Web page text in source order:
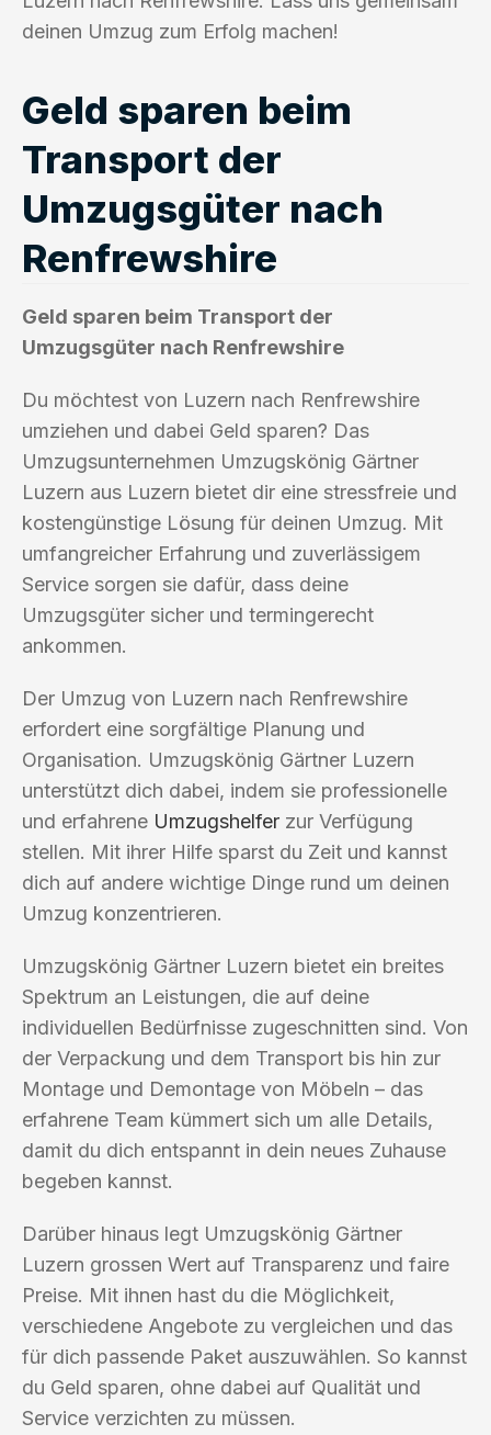
deinen Umzug zum Erfolg machen!
Geld sparen beim
Transport der
Umzugsgüter nach
Renfrewshire
Geld sparen beim Transport der
Umzugsgüter nach Renfrewshire
Du möchtest von Luzern nach Renfrewshire
umziehen und dabei Geld sparen? Das
Umzugsunternehmen Umzugskönig Gärtner
Luzern aus Luzern bietet dir eine stressfreie und
kostengünstige Lösung für deinen Umzug. Mit
umfangreicher Erfahrung und zuverlässigem
Service sorgen sie dafür, dass deine
Umzugsgüter sicher und termingerecht
ankommen.
Der Umzug von Luzern nach Renfrewshire
erfordert eine sorgfältige Planung und
Organisation. Umzugskönig Gärtner Luzern
unterstützt dich dabei, indem sie professionelle
und erfahrene Umzugshelfer zur Verfügung
stellen. Mit ihrer Hilfe sparst du Zeit und kannst
dich auf andere wichtige Dinge rund um deinen
Umzug konzentrieren.
Umzugskönig Gärtner Luzern bietet ein breites
Spektrum an Leistungen, die auf deine
individuellen Bedürfnisse zugeschnitten sind. Von
der Verpackung und dem Transport bis hin zur
Montage und Demontage von Möbeln – das
erfahrene Team kümmert sich um alle Details,
damit du dich entspannt in dein neues Zuhause
begeben kannst.
Darüber hinaus legt Umzugskönig Gärtner
Luzern grossen Wert auf Transparenz und faire
Preise. Mit ihnen hast du die Möglichkeit,
verschiedene Angebote zu vergleichen und das
für dich passende Paket auszuwählen. So kannst
du Geld sparen, ohne dabei auf Qualität und
Service verzichten zu müssen.